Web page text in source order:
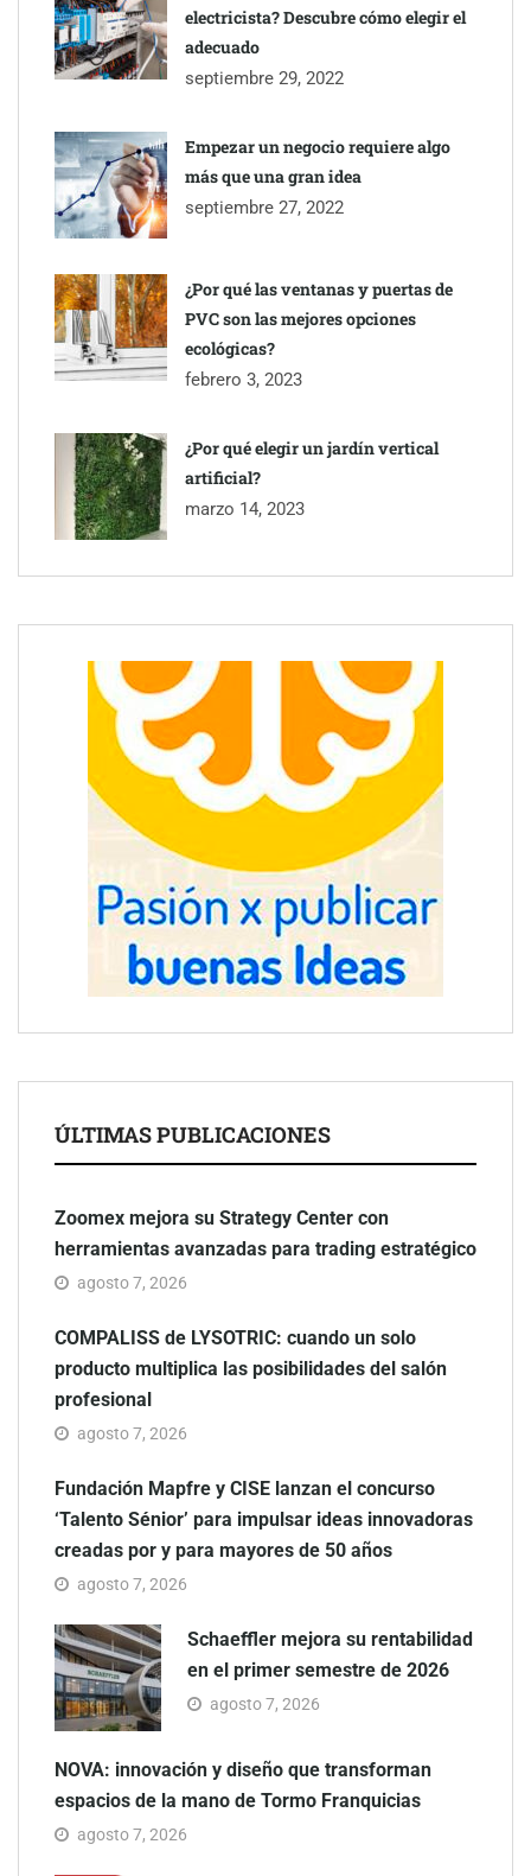
electricista? Descubre cómo elegir el
adecuado
septiembre 29, 2022
Empezar un negocio requiere algo
más que una gran idea
septiembre 27, 2022
¿Por qué las ventanas y puertas de
PVC son las mejores opciones
ecológicas?
febrero 3, 2023
¿Por qué elegir un jardín vertical
artificial?
marzo 14, 2023
ÚLTIMAS PUBLICACIONES
Zoomex mejora su Strategy Center con
herramientas avanzadas para trading estratégico
agosto 7, 2026
COMPALISS de LYSOTRIC: cuando un solo
producto multiplica las posibilidades del salón
profesional
agosto 7, 2026
Fundación Mapfre y CISE lanzan el concurso
‘Talento Sénior’ para impulsar ideas innovadoras
creadas por y para mayores de 50 años
agosto 7, 2026
Schaeffler mejora su rentabilidad
en el primer semestre de 2026
agosto 7, 2026
NOVA: innovación y diseño que transforman
espacios de la mano de Tormo Franquicias
agosto 7, 2026